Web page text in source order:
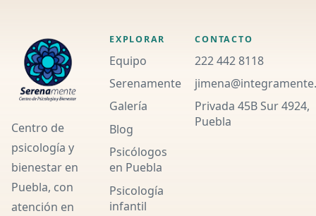
Centro de
psicología y
bienestar en
Puebla, con
atención en
EXPLORAR
Equipo
Serenamente
Galería
Blog
Psicólogos
en Puebla
Psicología
infantil
CONTACTO
222 442 8118
Privada 45B Sur 4924,
Puebla